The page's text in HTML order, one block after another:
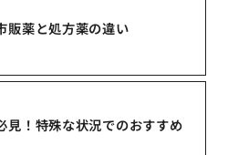
販薬と処方薬の違い
見！特殊な状況でのおすすめ